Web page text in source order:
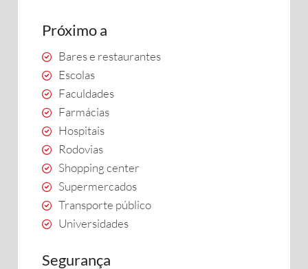
Próximo a
Bares e restaurantes
Escolas
Faculdades
Farmácias
Hospitais
Rodovias
Shopping center
Supermercados
Transporte público
Universidades
Segurança